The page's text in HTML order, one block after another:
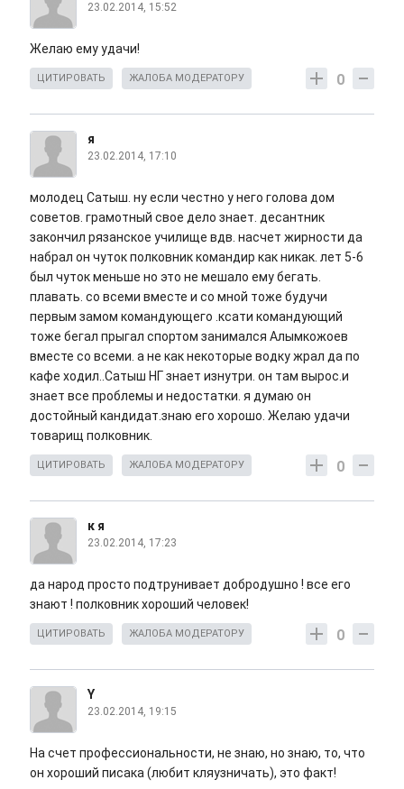
23.02.2014, 15:52
Желаю ему удачи!
0
ЦИТИРОВАТЬ ЖАЛОБА МОДЕРАТОРУ
я
23.02.2014, 17:10
молодец Сатыш. ну если честно у него голова дом
советов. грамотный свое дело знает. десантник
закончил рязанское училище вдв. насчет жирности да
набрал он чуток полковник командир как никак. лет 5-6
был чуток меньше но это не мешало ему бегать.
плавать. со всеми вместе и со мной тоже будучи
первым замом командующего .ксати командующий
тоже бегал прыгал спортом занимался Алымкожоев
вместе со всеми. а не как некоторые водку жрал да по
кафе ходил..Сатыш НГ знает изнутри. он там вырос.и
знает все проблемы и недостатки. я думаю он
достойный кандидат.знаю его хорошо. Желаю удачи
товарищ полковник.
0
ЦИТИРОВАТЬ ЖАЛОБА МОДЕРАТОРУ
к я
23.02.2014, 17:23
да народ просто подтрунивает добродушно ! все его
знают ! полковник хороший человек!
0
ЦИТИРОВАТЬ ЖАЛОБА МОДЕРАТОРУ
Y
23.02.2014, 19:15
На счет профессиональности, не знаю, но знаю, то, что
он хороший писака (любит кляузничать), это факт!